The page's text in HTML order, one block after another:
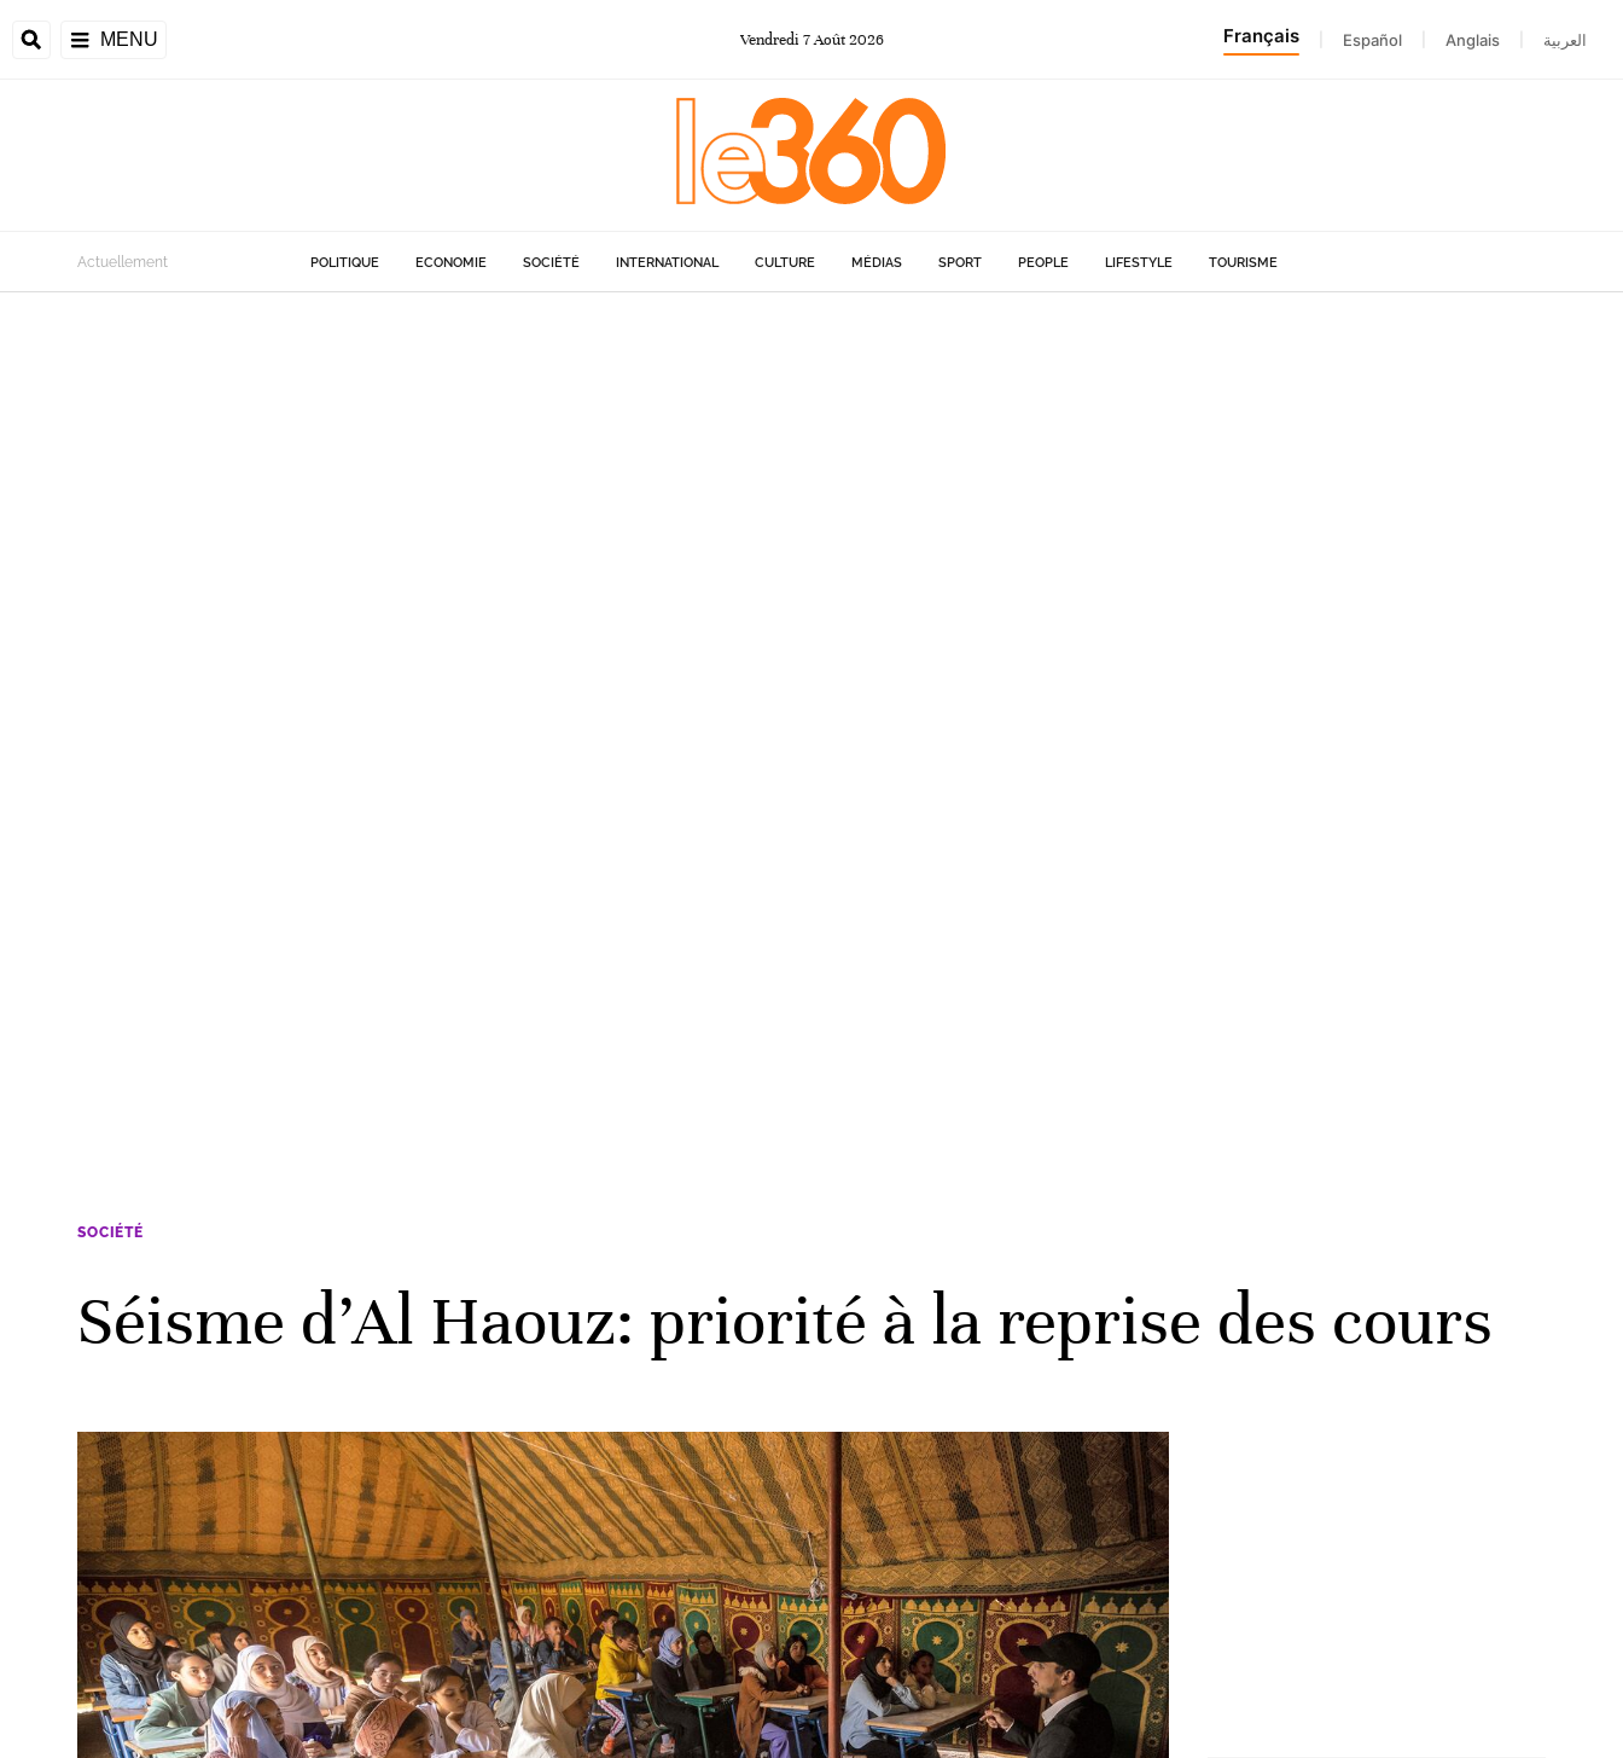
MENU Vendredi 7Août 2026 Français Español Anglais العربية
Actuellement POLITIQUE ECONOMIE SOCIÉTÉ INTERNATIONAL CULTURE MÉDIAS SPORT PEOPLE LIFESTYLE TOURISME
SOCIÉTÉ
Séisme d’Al Haouz: priorité à la reprise des cours